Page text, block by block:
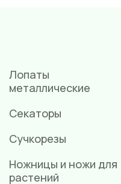
Лопаты
металлические
Секаторы
Сучкорезы
Ножницы и ножи для
растений